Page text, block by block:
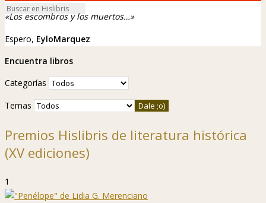
«Los escombros y los muertos…»
Espero, EyloMarquez
Encuentra libros
Categorías
Temas
Premios Hislibris de literatura histórica
(XV ediciones)
1